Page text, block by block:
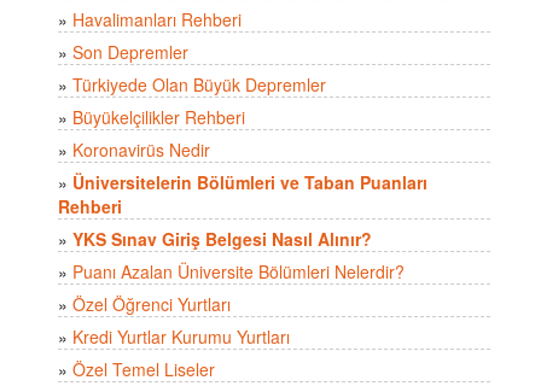
» Havalimanları Rehberi
» Son Depremler
» Türkiyede Olan Büyük Depremler
» Büyükelçilikler Rehberi
» Koronavirüs Nedir
» Üniversitelerin Bölümleri ve Taban Puanları
Rehberi
» YKS Sınav Giriş Belgesi Nasıl Alınır?
» Puanı Azalan Üniversite Bölümleri Nelerdir?
» Özel Öğrenci Yurtları
» Kredi Yurtlar Kurumu Yurtları
» Özel Temel Liseler